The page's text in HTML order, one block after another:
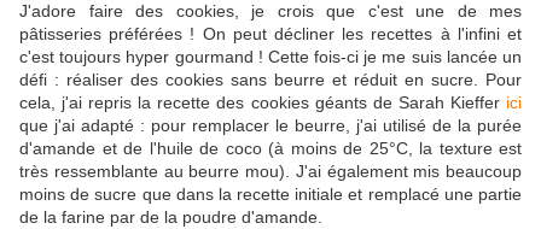
J'adore faire des cookies, je crois que c'est une de mes
pâtisseries préférées ! On peut décliner les recettes à l'infini et
c'est toujours hyper gourmand ! Cette fois-ci je me suis lancée un
défi : réaliser des cookies sans beurre et réduit en sucre. Pour
cela, j'ai repris la recette des cookies géants de Sarah Kieffer ici
que j'ai adapté : pour remplacer le beurre, j'ai utilisé de la purée
d'amande et de l'huile de coco (à moins de 25°C, la texture est
très ressemblante au beurre mou). J'ai également mis beaucoup
moins de sucre que dans la recette initiale et remplacé une partie
de la farine par de la poudre d'amande.